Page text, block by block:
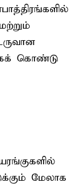
கொண்டு
மேலாக